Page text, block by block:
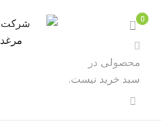
0
محصولی در
سبد خرید نیست.